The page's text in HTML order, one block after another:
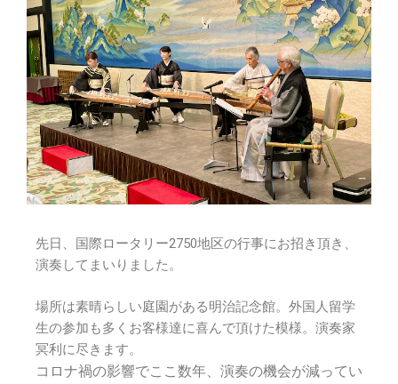
先日、国際ロータリー2750地区の行事にお招き頂き、
演奏してまいりました。
場所は素晴らしい庭園がある明治記念館。外国人留学
生の参加も多くお客様達に喜んで頂けた模様。演奏家
冥利に尽きます。
コロナ禍の影響でここ数年、演奏の機会が減ってい